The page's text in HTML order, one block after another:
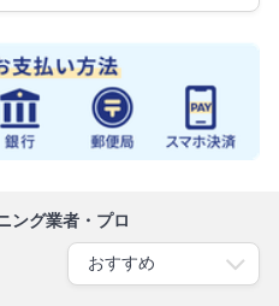
ング業者・プロ